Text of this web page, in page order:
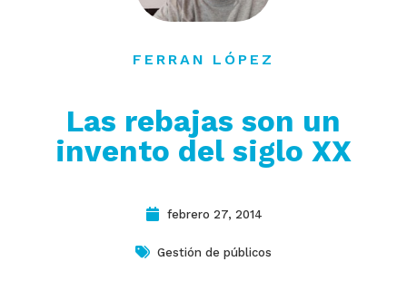
FERRAN LÓPEZ
Las rebajas son un
invento del siglo XX
febrero 27, 2014
Gestión de públicos